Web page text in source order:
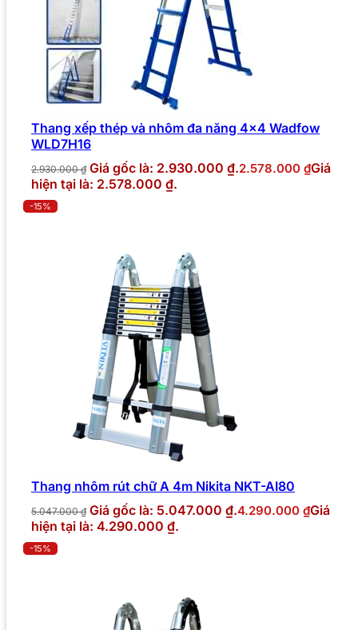
Thang xếp thép và nhôm đa năng 4×4 Wadfow
WLD7H16
2.930.000₫ Giá gốc là: 2.930.000 ₫.2.578.000 ₫Giá
hiện tại là: 2.578.000 ₫.
-15%
Thang nhôm rút chữ A 4m Nikita NKT-AI80
5.047.000₫ Giá gốc là: 5.047.000 ₫.4.290.000 ₫Giá
hiện tại là: 4.290.000 ₫.
-15%